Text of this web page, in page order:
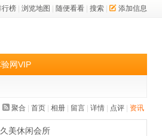
行榜 浏览地图 随便看看 搜索 添加信息
网VIP
聚合 首页 相册 留言 详情 点评 资讯
久美休闲会所